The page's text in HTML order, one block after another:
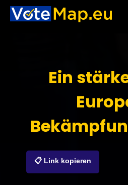
Ein
📋 Link kopieren